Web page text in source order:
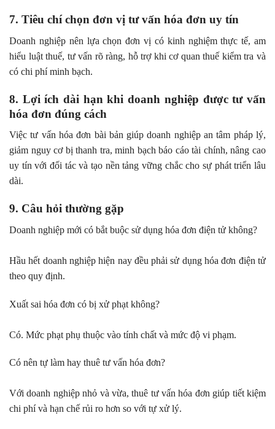
7. Tiêu chí chọn đơn vị tư vấn hóa đơn uy tín
Doanh nghiệp nên lựa chọn đơn vị có kinh nghiệm thực tế, am
hiểu luật thuế, tư vấn rõ ràng, hỗ trợ khi cơ quan thuế kiểm tra và
có chi phí minh bạch.
8. Lợi ích dài hạn khi doanh nghiệp được tư vấn
hóa đơn đúng cách
Việc tư vấn hóa đơn bài bản giúp doanh nghiệp an tâm pháp lý,
giảm nguy cơ bị thanh tra, minh bạch báo cáo tài chính, nâng cao
uy tín với đối tác và tạo nền tảng vững chắc cho sự phát triển lâu
dài.
9. Câu hỏi thường gặp
Doanh nghiệp mới có bắt buộc sử dụng hóa đơn điện tử không?
Hầu hết doanh nghiệp hiện nay đều phải sử dụng hóa đơn điện tử
theo quy định.
Xuất sai hóa đơn có bị xử phạt không?
Có. Mức phạt phụ thuộc vào tính chất và mức độ vi phạm.
Có nên tự làm hay thuê tư vấn hóa đơn?
Với doanh nghiệp nhỏ và vừa, thuê tư vấn hóa đơn giúp tiết kiệm
chi phí và hạn chế rủi ro hơn so với tự xử lý.